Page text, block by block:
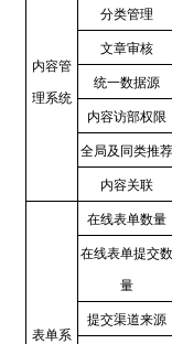
内容管
理系统
分类管理
文章审核
统一数据源
内容访部权限
全局及同类推荐
内容关联
表单系
在线表单数量
在线表单提交数
量
提交渠道来源